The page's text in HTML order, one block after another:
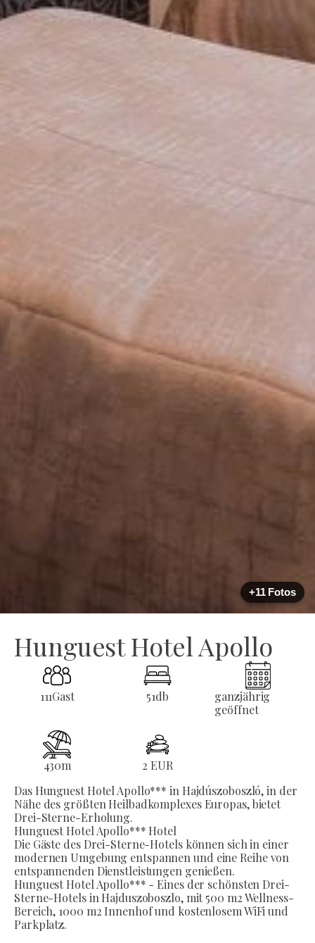
+11 Fotos
Hunguest Hotel Apollo
111Gast 51db
ganzjährig
geöffnet
430m
2 EUR
Das Hunguest Hotel Apollo*** in Hajdúszoboszló, in der
Nähe des größten Heilbadkomplexes Europas, bietet
Drei-Sterne-Erholung.
Hunguest Hotel Apollo*** Hotel
Die Gäste des Drei-Sterne-Hotels können sich in einer
modernen Umgebung entspannen und eine Reihe von
entspannenden Dienstleistungen genießen.
Hunguest Hotel Apollo*** - Eines der schönsten Drei-
Sterne-Hotels in Hajduszoboszlo, mit 500 m2 Wellness-
Bereich, 1000 m2 Innenhof und kostenlosem WiFi und
Parkplatz.